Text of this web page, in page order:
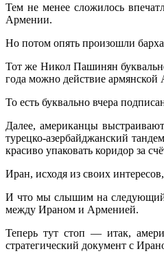
Тем не менее сложилось
Армении.
Но потом опять произошли
Тот же Никол Пашинян
года можно действие армянской
То есть буквально вчера
Далее, американцы
турецко-азербайджанский
красиво упаковать коридор за
Иран, исходя из своих
И что мы слышим на следующий
между Ираном и Арменией.
Теперь тут стоп — итак,
стратегический документ с